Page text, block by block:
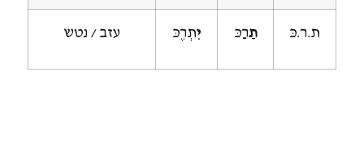
ת.ר.כּ תַרַכּ יִתְרֶכּ עזב / נטש